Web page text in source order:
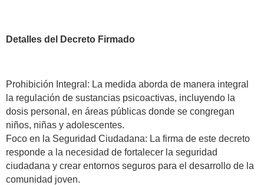
Detalles del Decreto Firmado
Prohibición Integral: La medida aborda de manera integral
la regulación de sustancias psicoactivas, incluyendo la
dosis personal, en áreas públicas donde se congregan
niños, niñas y adolescentes.
Foco en la Seguridad Ciudadana: La firma de este decreto
responde a la necesidad de fortalecer la seguridad
ciudadana y crear entornos seguros para el desarrollo de la
comunidad joven.